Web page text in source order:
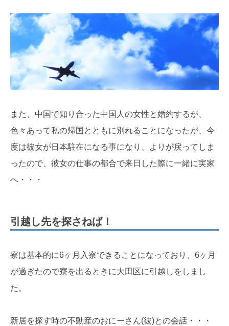
また、中国で知り合った中国人の女性と婚約するが、
色々あって私の帰国とともに別れることになったが、今
度は彼女が日本駐在になる事になり、よりが戻ってしま
ったので、彼女の仕事の都合で来日した際に一緒に実家
へ・・・
引越し先を探さねば！
寮は基本的に6ヶ月入寮できることになっており、6ヶ月
が過ぎたので寮を出るときに大田区に引越しをしまし
た。
新居を探す時の不動産のおにーさん(彼)との会話・・・